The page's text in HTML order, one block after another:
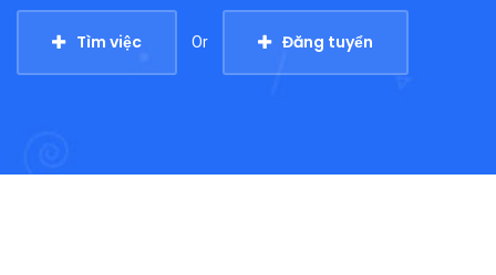
Tìm việc Or Đăng tuyển